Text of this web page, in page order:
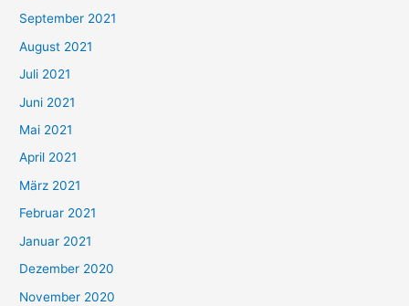
n
n
a
c
h
:
September 2021
August 2021
Juli 2021
Juni 2021
Mai 2021
April 2021
März 2021
Februar 2021
Januar 2021
Dezember 2020
November 2020